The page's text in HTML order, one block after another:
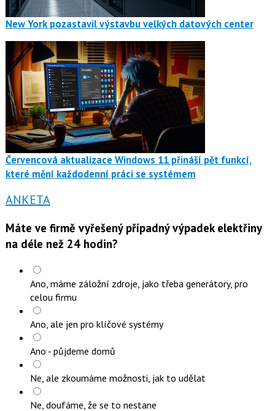
New York pozastavil výstavbu velkých datových center
Červencová aktualizace Windows 11 přináší pět funkcí,
které mění každodenní práci se systémem
ANKETA
Máte ve firmě vyřešený případný výpadek elektřiny
na déle než 24 hodin?
Ano, máme záložní zdroje, jako třeba generátory, pro
celou firmu
Ano, ale jen pro klíčové systémy
Ano - půjdeme domů
Ne, ale zkoumáme možnosti, jak to udělat
Ne, doufáme, že se to nestane